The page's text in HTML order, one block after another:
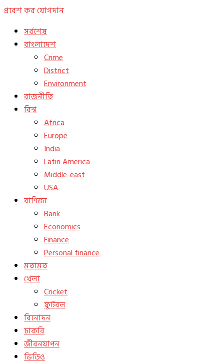
প্রবেশ করযোগদান
সর্বশেষ
বাংলাদেশ
Crime
District
Environment
রাজনীতি
বিশ্ব
Africa
Europe
India
Latin America
Middle-east
USA
বাণিজ্য
Bank
Economics
Finance
Personal finance
মতামত
খেলা
Cricket
ফুটবল
বিনোদন
চাকরি
জীবনযাপন
ভিডিও